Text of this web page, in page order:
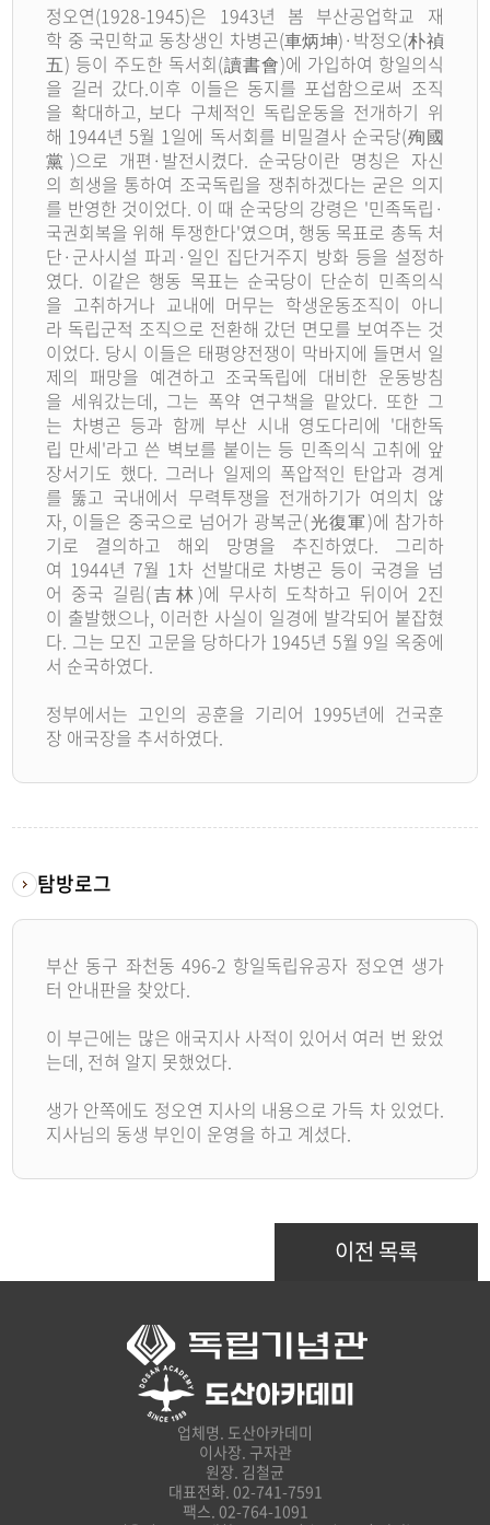
정오연(1928-1945)은 1943년 봄 부산공업학교 재
학 중 국민학교 동창생인 차병곤(車炳坤)·박정오(朴禎
五) 등이 주도한 독서회(讀書會)에 가입하여 항일의식
을 길러 갔다.이후 이들은 동지를 포섭함으로써 조직
을 확대하고, 보다 구체적인 독립운동을 전개하기 위
해 1944년 5월 1일에 독서회를 비밀결사 순국당(殉國
黨)으로 개편·발전시켰다. 순국당이란 명칭은 자신
의 희생을 통하여 조국독립을 쟁취하겠다는 굳은 의지
를 반영한 것이었다. 이 때 순국당의 강령은 '민족독립·
국권회복을 위해 투쟁한다'였으며, 행동 목표로 총독 처
단·군사시설 파괴·일인 집단거주지 방화 등을 설정하
였다. 이같은 행동 목표는 순국당이 단순히 민족의식
을 고취하거나 교내에 머무는 학생운동조직이 아니
라 독립군적 조직으로 전환해 갔던 면모를 보여주는 것
이었다. 당시 이들은 태평양전쟁이 막바지에 들면서 일
제의 패망을 예견하고 조국독립에 대비한 운동방침
을 세워갔는데, 그는 폭약 연구책을 맡았다. 또한 그
는 차병곤 등과 함께 부산 시내 영도다리에 '대한독
립 만세'라고 쓴 벽보를 붙이는 등 민족의식 고취에 앞
장서기도 했다. 그러나 일제의 폭압적인 탄압과 경계
를 뚫고 국내에서 무력투쟁을 전개하기가 여의치 않
자, 이들은 중국으로 넘어가 광복군(光復軍)에 참가하
기로 결의하고 해외 망명을 추진하였다. 그리하
여 1944년 7월 1차 선발대로 차병곤 등이 국경을 넘
어 중국 길림(吉林)에 무사히 도착하고 뒤이어 2진
이 출발했으나, 이러한 사실이 일경에 발각되어 붙잡혔
다. 그는 모진 고문을 당하다가 1945년 5월 9일 옥중에
서 순국하였다.
정부에서는 고인의 공훈을 기리어 1995년에 건국훈
장 애국장을 추서하였다.
탐방로그
부산 동구 좌천동 496-2 항일독립유공자 정오연 생가
터 안내판을 찾았다.
이 부근에는 많은 애국지사 사적이 있어서 여러 번 왔었
는데, 전혀 알지 못했었다.
생가 안쪽에도 정오연 지사의 내용으로 가득 차 있었다.
지사님의 동생 부인이 운영을 하고 계셨다.
이전 목록
업체명. 도산아카데미
이사장. 구자관
원장. 김철균
대표전화. 02-741-7591
팩스. 02-764-1091